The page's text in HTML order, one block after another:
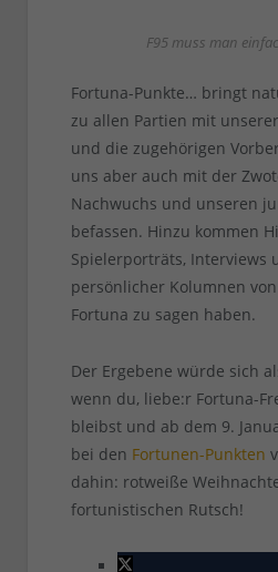
F95 muss man
Fortuna-Punkte… bringt
zu allen Partien mit
und die zugehörigen
uns aber auch mit der
Nachwuchs und unseren
befassen. Hinzu kommen
Spielerporträts, Interviews
persönlicher Kolumnen
Fortuna zu sagen haben.
Der Ergebene würde sich
wenn du, liebe:r Fortuna-
bleibst und ab dem 9.
bei den Fortunen-Punkten
dahin: rotweiße
fortunistischen Rutsch!